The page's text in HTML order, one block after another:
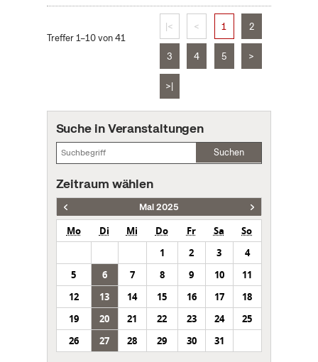
Treffer 1–10 von 41
|< < 1 2
3 4 5 >
>|
Suche in Veranstaltungen
Suchen
Zeitraum wählen
Mai 2025
Mo Di Mi Do Fr Sa
So
1
2 3
4
5
6 7 8 9 10
11
12
13 14 15 16 17
18
19
20 21 22 23 24
25
26
27 28 29 30 31